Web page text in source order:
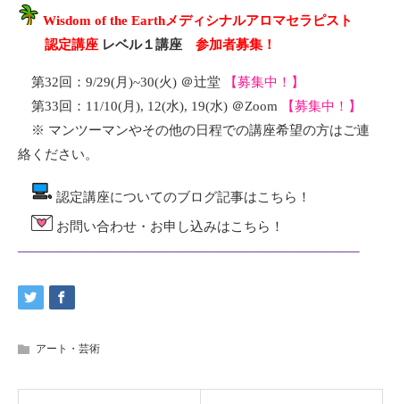
Wisdom of the Earthメディシナルアロマセラピスト
認定講座 レベル１講座 参加者募集！
第32回：9/29(月)~30(火) ＠辻堂
【募集中！】
第33回：11/10(月), 12(水), 19(水) ＠Zoom
【募集中！】
※ マンツーマンやその他の日程での講座希望の方はご連
絡ください。
認定講座についてのブログ記事はこちら ！
お問い合わせ・お申し込みはこちら ！
—————————————————————————–
アート・芸術